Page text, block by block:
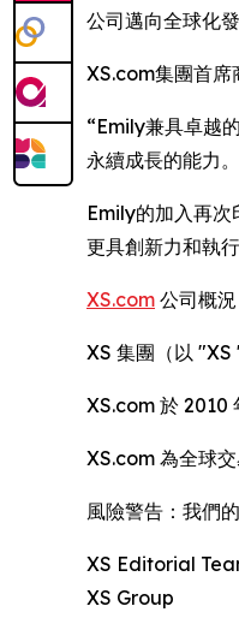
公司邁向全球化
XS.com集團首
“Emily兼具卓越
永續成長的能力
Emily的加入再
更具創新力和執
XS.com 公司概況
XS 集團（以 "XS
XS.com 於 2010
XS.com 為全球
風險警告：我們
XS Editorial
XS Group